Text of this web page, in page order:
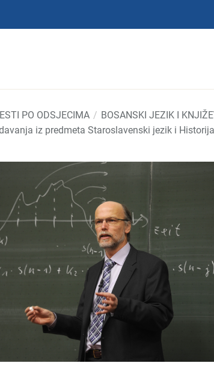
PO ODSJECIMA
BOSANSKI JEZIK I
iz predmeta Staroslavenski jezik i